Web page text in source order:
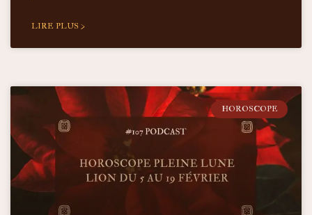
LIRE PLUS >
HOROSCOPE